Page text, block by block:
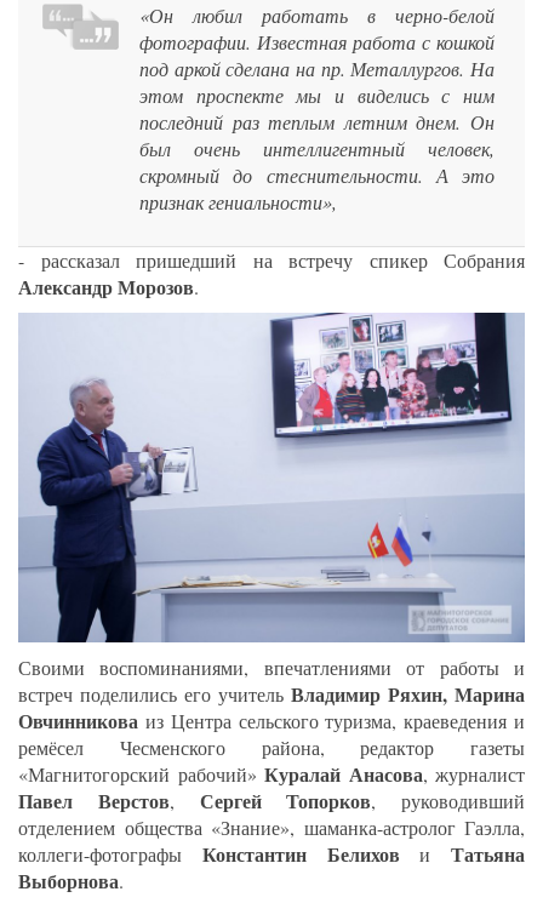
«Он любил работать в черно-белой
фотографии. Известная работа с кошкой
под аркой сделана на пр. Металлургов. На
этом проспекте мы и виделись с ним
последний раз теплым летним днем. Он
был очень интеллигентный человек,
скромный до стеснительности. А это
признак гениальности»,
- рассказал пришедший на встречу спикер Собрания
Александр Морозов.
Своими воспоминаниями, впечатлениями от работы и
встреч поделились его учитель Владимир Ряхин, Марина
Овчинникова из Центра сельского туризма, краеведения и
ремёсел Чесменского района, редактор газеты
«Магнитогорский рабочий» Куралай Анасова, журналист
Павел Верстов, Сергей Топорков, руководивший
отделением общества «Знание», шаманка-астролог Гаэлла,
коллеги-фотографы Константин Белихов и Татьяна
Выборнова.